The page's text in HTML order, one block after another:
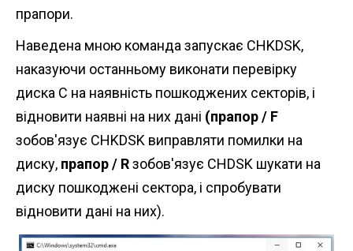
прапори.
Наведена мною команда запускає CHKDSK,
наказуючи останньому виконати перевірку
диска С на наявність пошкоджених секторів, і
відновити наявні на них дані (прапор / F
зобов'язує CHKDSK виправляти помилки на
диску, прапор / Rзобов'язує CHDSK шукати на
диску пошкоджені сектора, і спробувати
відновити дані на них).